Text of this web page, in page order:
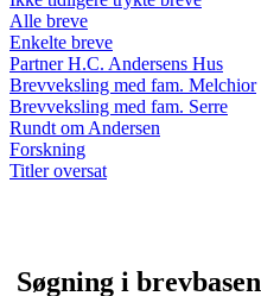
Alle breve
Enkelte breve
Partner H.C. Andersens Hus
Brevveksling med fam. Melchior
Brevveksling med fam. Serre
Rundt om Andersen
Forskning
Titler oversat
Søgning i brevbasen